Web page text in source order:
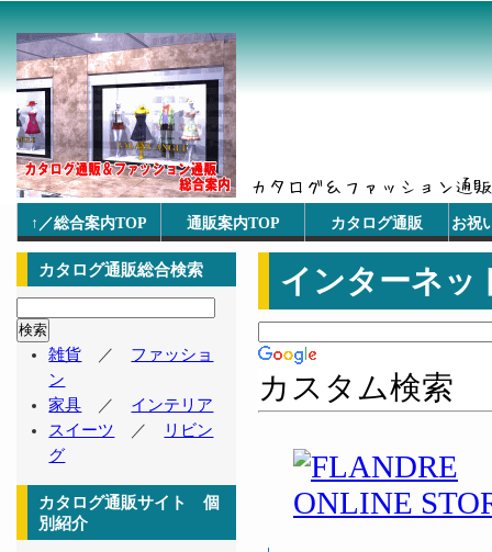
↑／総合案内TOP 通販案内TOP カタログ通販 お祝
インターネッ
カスタム検索
カタログ通販総合検索
雑貨 ／ ファッショ
ン
家具 ／ インテリア
スイーツ ／
リビン
グ
カタログ通販サイト 個
別紹介